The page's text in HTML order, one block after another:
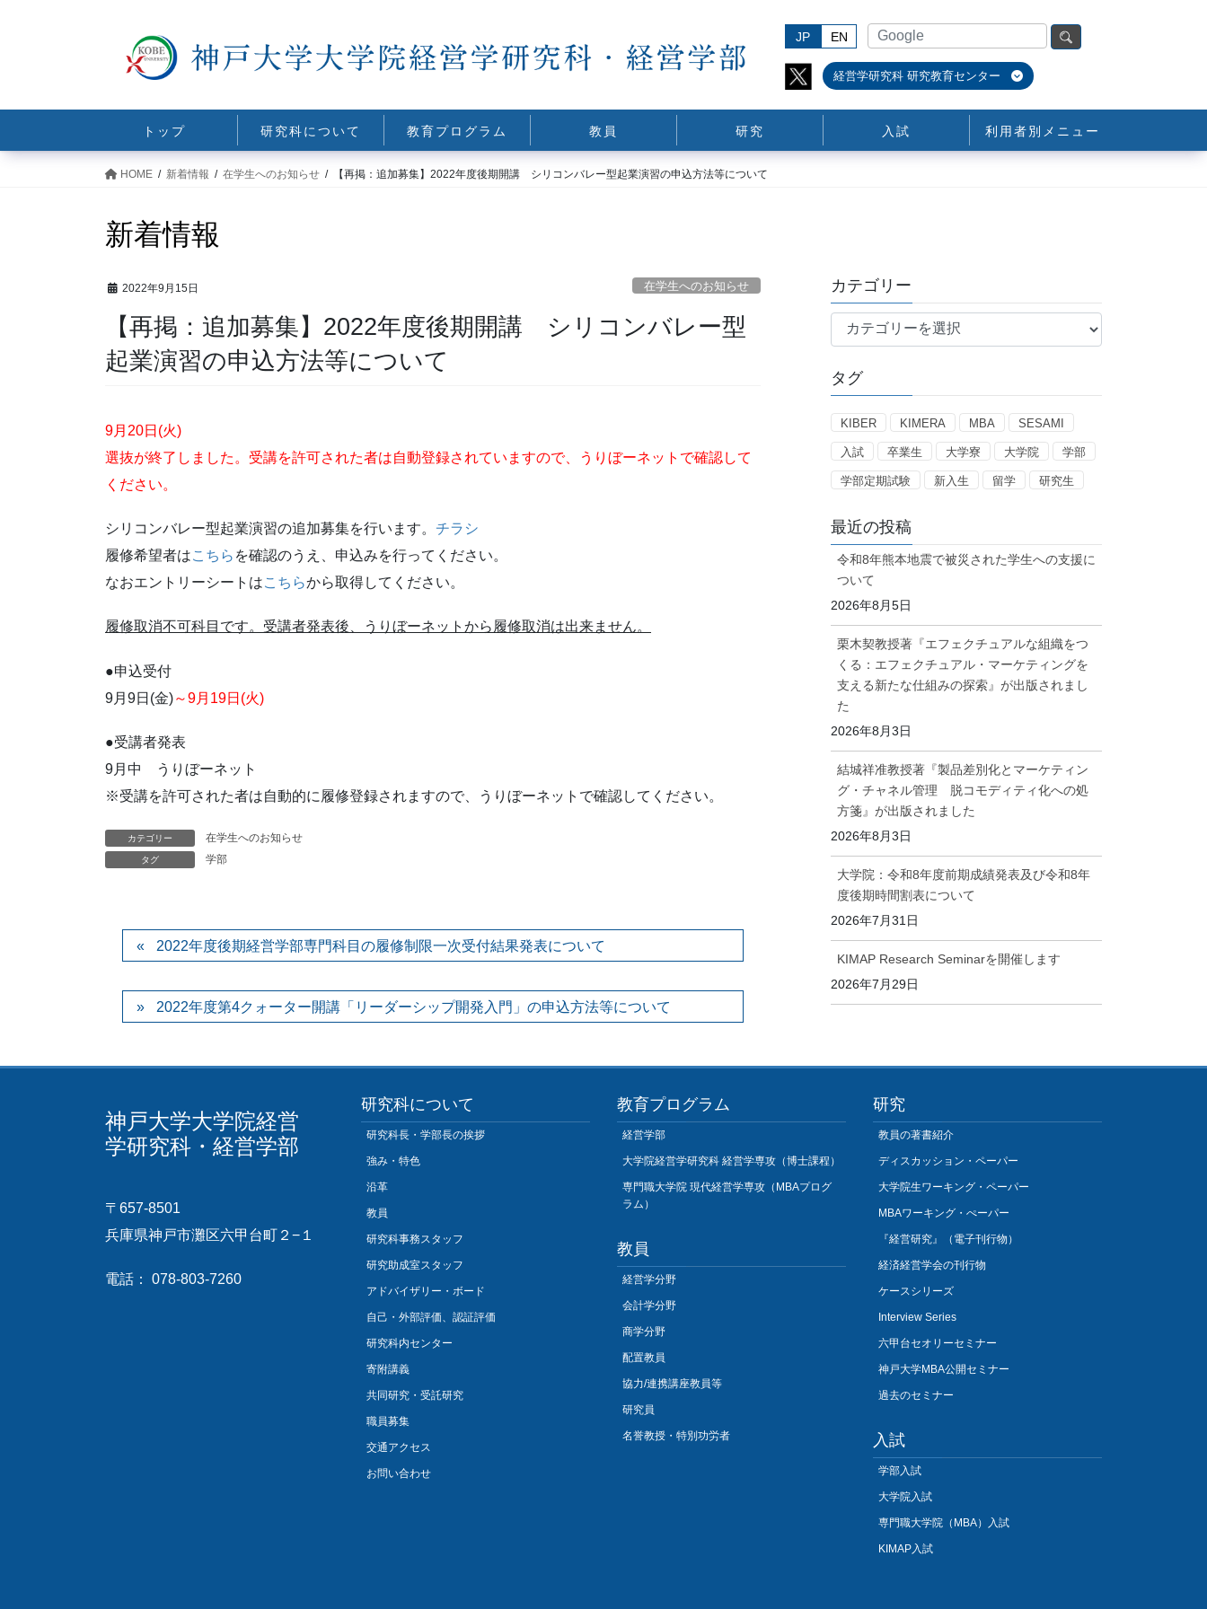
JP EN
経営学研究科 研究教育センター
トップ 研究科について 教育プログラム 教員 研究 入試 利用者別メニュー
HOME 新着情報 在学生へのお知らせ 【再掲：追加募集】2022年度後期開講 シリコンバレー型起業演習の申込方法等について
新着情報
2022年9月15日 在学生へのお知らせ
【再掲：追加募集】2022年度後期開講 シリコンバレー型
起業演習の申込方法等について
9月20日(火)
選抜が終了しました。受講を許可された者は自動登録されていますので、うりぼーネットで確認して
ください。
シリコンバレー型起業演習の追加募集を行います。 チラシ
履修希望者はこちら を確認のうえ、申込みを行ってください。
なおエントリーシートはこちらから取得してください。
履修取消不可科目です。受講者発表後、うりぼーネットから履修取消は出来ません。
●申込受付
9月9日(金)～9月19日(火)
●受講者発表
9月中 うりぼーネット
※受講を許可された者は自動的に履修登録されますので、うりぼーネットで確認してください。
カテゴリー 在学生へのお知らせ
タグ 学部
2022年度後期経営学部専門科目の履修制限一次受付結果発表について
2022年度第4クォーター開講「リーダーシップ開発入門」の申込方法等について
カテゴリー
テ
リ
タグ
KIBER KIMERA MBA SESAMI
入試 卒業生 大学寮 大学院 学部
学部定期試験 新入生 留学 研究生
最近の投稿
令和8年熊本地震で被災された学生への支援に
ついて
2026年8月5日
栗木契教授著『エフェクチュアルな組織をつ
くる：エフェクチュアル・マーケティングを
支える新たな仕組みの探索』が出版されまし
た
2026年8月3日
結城祥准教授著『製品差別化とマーケティン
グ・チャネル管理 脱コモディティ化への処
方箋』が出版されました
2026年8月3日
大学院：令和8年度前期成績発表及び令和8年
度後期時間割表について
2026年7月31日
KIMAP Research Seminarを開催します
2026年7月29日
神戸大学大学院経営
学研究科・経営学部
〒657-8501
兵庫県神戸市灘区六甲台町２−１
電話： 078-803-7260
研究科について
研究科長・学部長の挨拶
強み・特色
沿革
教員
研究科事務スタッフ
研究助成室スタッフ
アドバイザリー・ボード
自己・外部評価、認証評価
研究科内センター
寄附講義
共同研究・受託研究
職員募集
交通アクセス
お問い合わせ
教育プログラム
経営学部
大学院経営学研究科 経営学専攻（博士課程）
専門職大学院 現代経営学専攻（MBAプログ
ラム）
教員
経営学分野
会計学分野
商学分野
配置教員
協力/連携講座教員等
研究員
名誉教授・特別功労者
研究
教員の著書紹介
ディスカッション・ペーパー
大学院生ワーキング・ペーパー
MBAワーキング・ぺーパー
『経営研究』（電子刊行物）
経済経営学会の刊行物
ケースシリーズ
Interview Series
六甲台セオリーセミナー
神戸大学MBA公開セミナー
過去のセミナー
入試
学部入試
大学院入試
専門職大学院（MBA）入試
KIMAP入試